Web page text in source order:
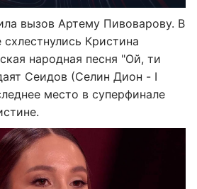
вызов Артему Пивоварову. В
Кристина
народная песня "Ой, ти
Сеидов (Селин Дион - I
место в суперфинале